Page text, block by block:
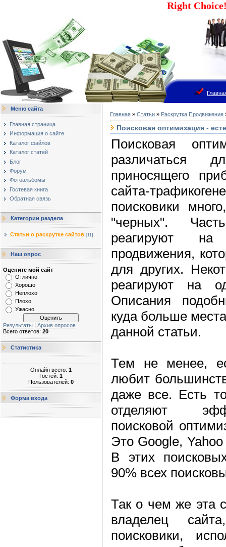
Right
Меню сайта
Главная страница
Информация о сайте
Каталог файлов
Каталог статей
Блог
Форум
Фотоальбомы
Гостевая книга
Обратная связь
Категории раздела
Статьи о раскрутке сайтов [11]
Наш опрос
Оцените мой сайт
Отлично
Хорошо
Неплохо
Плохо
Ужасно
Результаты | Архив опросов
Всего ответов: 20
Статистика
Онлайн всего: 1
Гостей: 1
Пользователей: 0
Форма входа
Главная » Статьи » Раскрутка,Продвижение
Поисковая оптимизация -
Поисковая
различаться
приносящего
сайта-
поисковики
"черных".
реагируют на
продвижения,
для других.
реагируют на
Описания
куда больше
данной статьи.
Тем не менее,
любит
даже все. Есть
отделяют
поисковой
Это Google,
В этих
90% всех
Так о чем же эта
владелец
поисковики,